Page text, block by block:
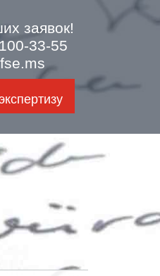
заявок!
33-55